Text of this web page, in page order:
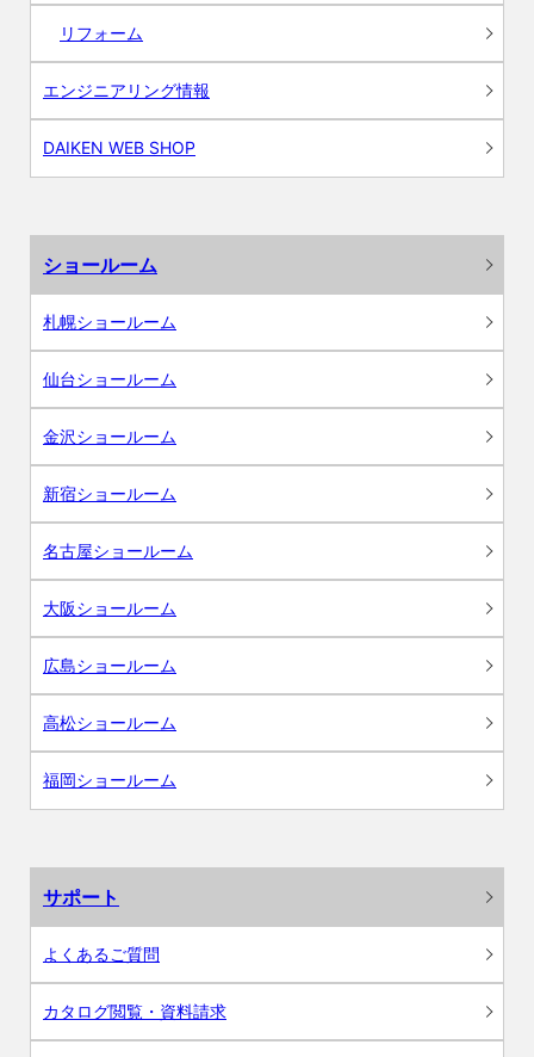
リフォーム
エンジニアリング情報
DAIKEN WEB SHOP
ショールーム
札幌ショールーム
仙台ショールーム
金沢ショールーム
新宿ショールーム
名古屋ショールーム
大阪ショールーム
広島ショールーム
高松ショールーム
福岡ショールーム
サポート
よくあるご質問
カタログ閲覧・資料請求